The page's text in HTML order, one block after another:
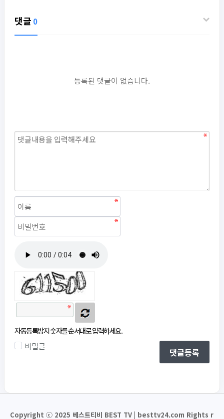
댓글 0
등록된 댓글이 없습니다.
자동등록방지 숫자를 순서대로 입력하세요.
비밀글
댓글등록
Copyright ⓒ 2025 베스트티비 BEST TV | besttv24.com Rights r